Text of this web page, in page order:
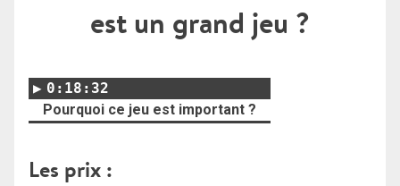
est un grand jeu ?
0:18:32
Pourquoi ce jeu est important ?
Les prix :